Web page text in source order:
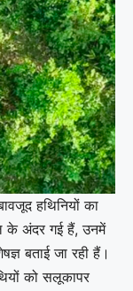
हथिनियों का
के अंदर गई हैं, उनमें
बताई जा रही हैं।
को सलूकापर